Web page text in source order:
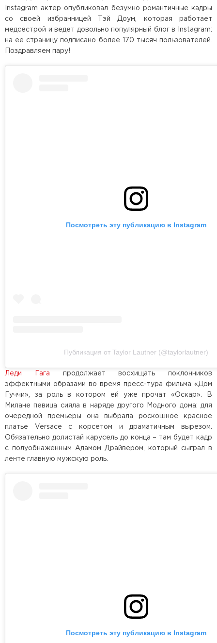
Instagram актер опубликовал безумно романтичные кадры
со своей избранницей Тэй Доум, которая работает
медсестрой и ведет довольно популярный блог в Instagram:
на ее страницу подписано более 170 тысяч пользователей.
Поздравляем пару!
Посмотреть эту публикацию в Instagram
Публикация от Taylor Lautner (@taylorlautner)
Леди Гага продолжает восхищать поклонников
эффектными образами во время пресс-тура фильма «Дом
Гуччи», за роль в котором ей уже прочат «Оскар». В
Милане певица сияла в наряде другого Модного дома: для
очередной премьеры она выбрала роскошное красное
платье Versace с корсетом и драматичным вырезом.
Обязательно долистай карусель до конца – там будет кадр
с полуобнаженным Адамом Драйвером, который сыграл в
ленте главную мужскую роль.
Посмотреть эту публикацию в Instagram